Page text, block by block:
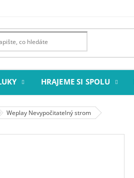
HRAJEME SI SPOLU
Weplay Nevypočitatelný strom